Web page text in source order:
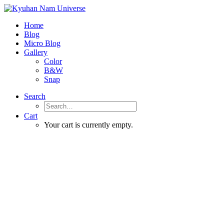
Home
Blog
Micro Blog
Gallery
Color
B&W
Snap
Search
Cart
Your cart is currently empty.